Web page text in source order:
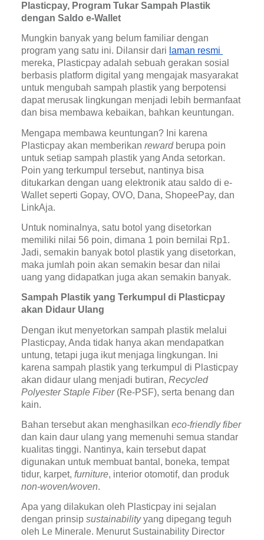
Plasticpay, Program Tukar Sampah Plastik
dengan Saldo e-Wallet
Mungkin banyak yang belum familiar dengan
program yang satu ini. Dilansir dari
mereka, Plasticpay adalah sebuah gerakan sosial
berbasis platform digital yang mengajak masyarakat
untuk mengubah sampah plastik yang berpotensi
dapat merusak lingkungan menjadi lebih bermanfaat
dan bisa membawa kebaikan, bahkan keuntungan.
Mengapa membawa keuntungan? Ini karena
Plasticpay akan memberikan reward berupa poin
untuk setiap sampah plastik yang Anda setorkan.
Poin yang terkumpul tersebut, nantinya bisa
ditukarkan dengan uang elektronik atau saldo di e-
Wallet seperti Gopay, OVO, Dana, ShopeePay, dan
LinkAja.
Untuk nominalnya, satu botol yang disetorkan
memiliki nilai 56 poin, dimana 1 poin bernilai Rp1.
Jadi, semakin banyak botol plastik yang disetorkan,
maka jumlah poin akan semakin besar dan nilai
uang yang didapatkan juga akan semakin banyak.
Sampah Plastik yang Terkumpul di Plasticpay
akan Didaur Ulang
Dengan ikut menyetorkan sampah plastik melalui
Plasticpay, Anda tidak hanya akan mendapatkan
untung, tetapi juga ikut menjaga lingkungan. Ini
karena sampah plastik yang terkumpul di Plasticpay
akan didaur ulang menjadi butiran, Recycled
Polyester Staple Fiber (Re-PSF), serta benang dan
kain.
Bahan tersebut akan menghasilkan
eco-friendly fiber
dan kain daur ulang yang memenuhi semua standar
kualitas tinggi. Nantinya, kain tersebut dapat
digunakan untuk membuat bantal, boneka, tempat
tidur, karpet, furniture
non-woven/woven.
Apa yang dilakukan oleh Plasticpay ini sejalan
dengan prinsip sustainability yang dipegang teguh
oleh Le Minerale. Menurut Sustainability Director